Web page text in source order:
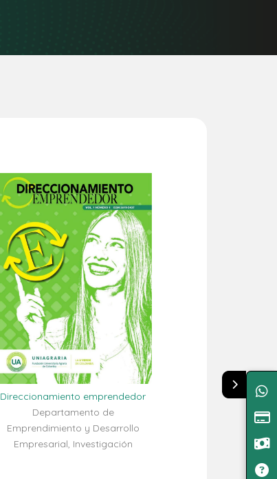
Direccionamiento emprendedor
Departamento de
Emprendimiento y Desarrollo
Empresarial, Investigación